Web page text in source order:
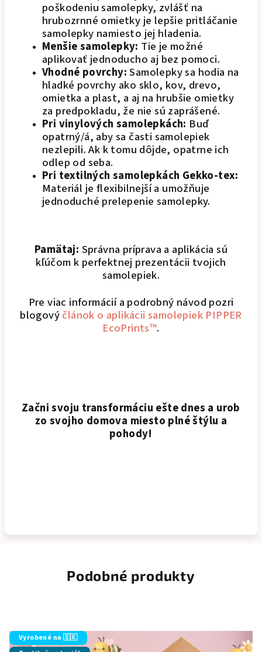
poškodeniu samolepky, zvlášť na
hrubozrnné omietky je lepšie pritláčanie
samolepky namiesto jej hladenia.
Menšie samolepky: Tie je možné
aplikovať jednoducho aj bez pomoci.
Vhodné povrchy:Samolepky sa hodia na
hladké povrchy ako sklo, kov, drevo,
omietka a plast, a aj na hrubšie omietky
za predpokladu, že nie sú zaprášené.
Pri vinylových samolepkách: Buď
opatrný/á, aby sa časti samolepiek
nezlepili. Ak k tomu dôjde, opatrne ich
odlep od seba.
Pri textilných samolepkách Gekko-tex:
Materiál je flexibilnejší a umožňuje
jednoduché prelepenie samolepky.
Pamätaj: Správna príprava a aplikácia sú
kľúčom k perfektnej prezentácii tvojich
samolepiek.
Pre viac informácií a podrobný návod pozri
blogovýčlánok o aplikácii samolepiek PIPPER
EcoPrints™.
Začni svoju transformáciu ešte dnes a urob
zo svojho domova miesto plné štýlu a
pohody!
Podobné produkty
Vyrobené na 🇸🇰